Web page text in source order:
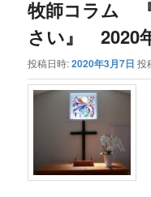
ビ
ゲ
ー
シ
ョ
ン
牧師コラム
さい』 2020
投稿日時:2020年3月7日 投